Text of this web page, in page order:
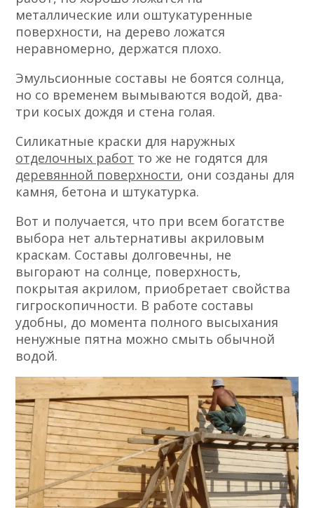
металлические или оштукатуренные
поверхности, на дерево ложатся
неравномерно, держатся плохо.
Эмульсионные составы не боятся солнца,
но со временем вымываются водой, два-
три косых дождя и стена голая.
Силикатные краски для наружных
отделочных работ то же не годятся для
деревянной поверхности, они созданы для
камня, бетона и штукатурка.
Вот и получается, что при всем богатстве
выбора нет альтернативы акриловым
краскам. Составы долговечны, не
выгорают на солнце, поверхность,
покрытая акрилом, приобретает свойства
гигроскопичности. В работе составы
удобны, до момента полного высыхания
ненужные пятна можно смыть обычной
водой.